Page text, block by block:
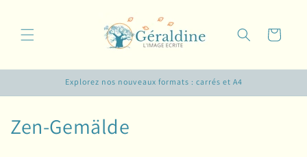
Inhalt
Warenkorb
Explorez nos nouveaux formats : carrés et A4
K
Zen-Gemälde